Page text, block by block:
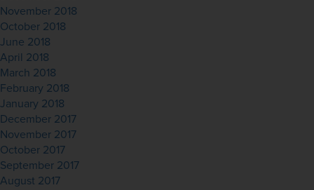
November 2018
October 2018
June 2018
April 2018
March 2018
February 2018
January 2018
December 2017
November 2017
October 2017
September 2017
August 2017